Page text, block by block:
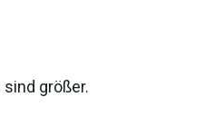
größer.